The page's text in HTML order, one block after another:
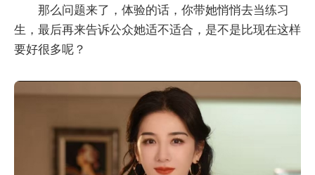
那么问题来了，体验的话，你带她悄悄去当练习
生，最后再来告诉公众她适不适合，是不是比现在这样
要好很多呢？